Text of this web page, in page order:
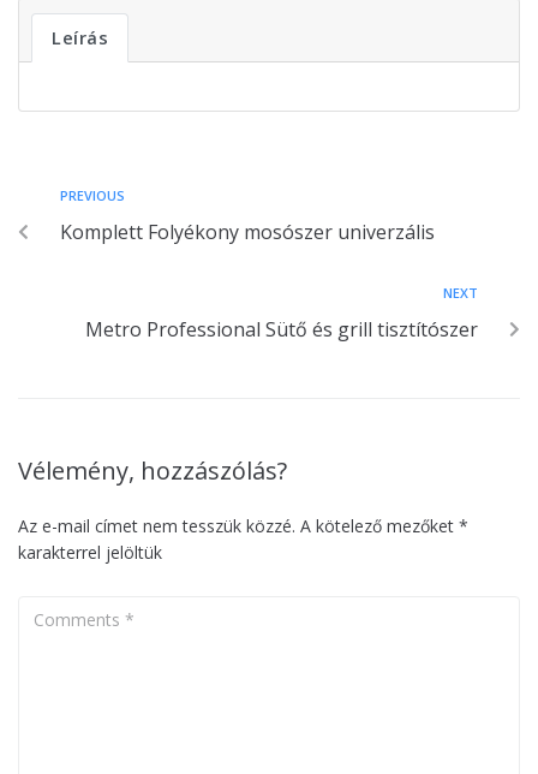
Leírás
PREVIOUS
Komplett Folyékony mosószer univerzális
NEXT
Metro Professional Sütő és grill tisztítószer
Vélemény, hozzászólás?
Az e-mail címet nem tesszük közzé. A kötelező mezőket *
karakterrel jelöltük